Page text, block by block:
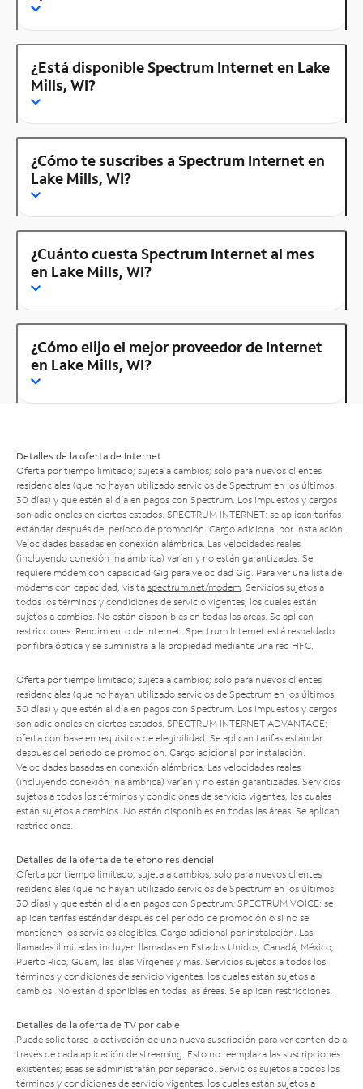
¿Está disponible Spectrum Internet en Lake
Mills, WI?
¿Cómo te suscribes a Spectrum Internet en
Lake Mills, WI?
¿Cuánto cuesta Spectrum Internet al mes
en Lake Mills, WI?
¿Cómo elijo el mejor proveedor de Internet
en Lake Mills, WI?
Detalles de la oferta de Internet
Oferta por tiempo limitado; sujeta a cambios; solo para nuevos clientes
residenciales (que no hayan utilizado servicios de Spectrum en los últimos
30 días) y que estén al día en pagos con Spectrum. Los impuestos y cargos
son adicionales en ciertos estados. SPECTRUM INTERNET: se aplican tarifas
estándar después del período de promoción. Cargo adicional por instalación.
Velocidades basadas en conexión alámbrica. Las velocidades reales
(incluyendo conexión inalámbrica) varían y no están garantizadas. Se
requiere módem con capacidad Gig para velocidad Gig. Para ver una lista de
módems con capacidad, visita spectrum.net/modem . Servicios sujetos a
todos los términos y condiciones de servicio vigentes, los cuales están
sujetos a cambios. No están disponibles en todas las áreas. Se aplican
restricciones. Rendimiento de Internet: Spectrum Internet está respaldado
por fibra óptica y se suministra a la propiedad mediante una red HFC.
Oferta por tiempo limitado; sujeta a cambios; solo para nuevos clientes
residenciales (que no hayan utilizado servicios de Spectrum en los últimos
30 días) y que estén al día en pagos con Spectrum. Los impuestos y cargos
son adicionales en ciertos estados. SPECTRUM INTERNET ADVANTAGE:
oferta con base en requisitos de elegibilidad. Se aplican tarifas estándar
después del período de promoción. Cargo adicional por instalación.
Velocidades basadas en conexión alámbrica. Las velocidades reales
(incluyendo conexión inalámbrica) varían y no están garantizadas. Servicios
sujetos a todos los términos y condiciones de servicio vigentes, los cuales
están sujetos a cambios. No están disponibles en todas las áreas. Se aplican
restricciones.
Detalles de la oferta de teléfono residencial
Oferta por tiempo limitado; sujeta a cambios; solo para nuevos clientes
residenciales (que no hayan utilizado servicios de Spectrum en los últimos
30 días) y que estén al día en pagos con Spectrum. SPECTRUM VOICE: se
aplican tarifas estándar después del período de promoción o si no se
mantienen los servicios elegibles. Cargo adicional por instalación. Las
llamadas ilimitadas incluyen llamadas en Estados Unidos, Canadá, México,
Puerto Rico, Guam, las Islas Vírgenes y más. Servicios sujetos a todos los
términos y condiciones de servicio vigentes, los cuales están sujetos a
cambios. No están disponibles en todas las áreas. Se aplican restricciones.
Detalles de la oferta de TV por cable
Puede solicitarse la activación de una nueva suscripción para ver contenido a
través de cada aplicación de streaming. Esto no reemplaza las suscripciones
existentes; esas se administrarán por separado. Servicios sujetos a todos los
términos y condiciones de servicio vigentes, los cuales están sujetos a